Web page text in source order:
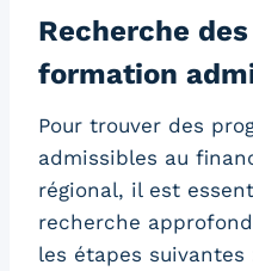
Recherche
formation
Pour trouver des
admissibles au
régional, il est
recherche
les étapes suivantes